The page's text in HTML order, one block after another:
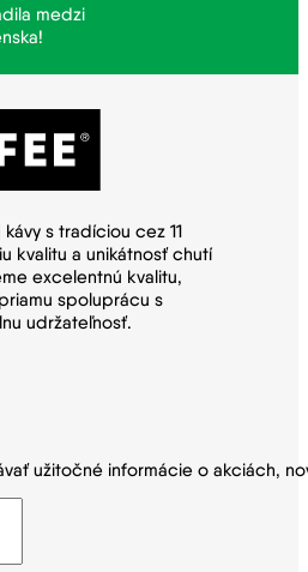
medzi
s tradíciou cez 11
kvalitu a unikátnosť chutí
excelentnú kvalitu,
spoluprácu s
udržateľnosť.
užitočné informácie o akciách,